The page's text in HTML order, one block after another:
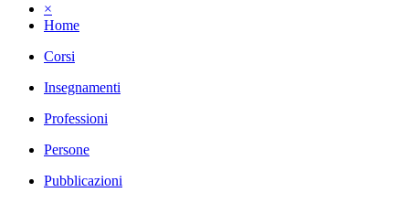
×
Home
Corsi
Insegnamenti
Professioni
Persone
Pubblicazioni